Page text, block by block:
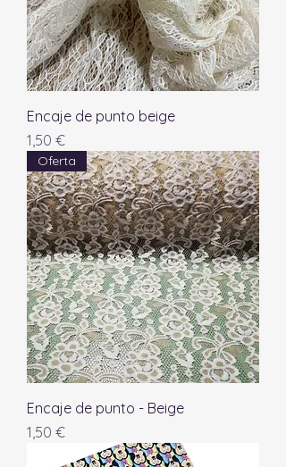
Encaje de punto beige
Precio
1,50 €
Oferta
Encaje de punto - Beige
Precio
1,50 €